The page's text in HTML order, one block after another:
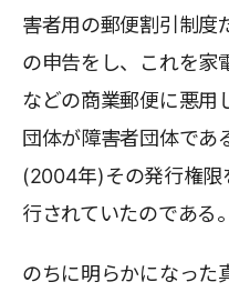
害者用の郵便割引制度
の申告をし、これを家
などの商業郵便に悪用
団体が障害者団体であ
(2004年)その発行権限
行されていたのである。
のちに明らかになった